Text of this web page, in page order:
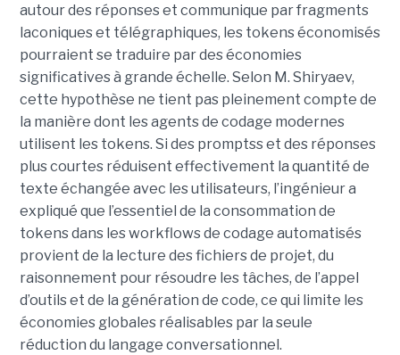
autour des réponses et communique par fragments
laconiques et télégraphiques, les tokens économisés
pourraient se traduire par des économies
significatives à grande échelle. Selon M. Shiryaev,
cette hypothèse ne tient pas pleinement compte de
la manière dont les agents de codage modernes
utilisent les tokens. Si des promptss et des réponses
plus courtes réduisent effectivement la quantité de
texte échangée avec les utilisateurs, l’ingénieur a
expliqué que l’essentiel de la consommation de
tokens dans les workflows de codage automatisés
provient de la lecture des fichiers de projet, du
raisonnement pour résoudre les tâches, de l’appel
d’outils et de la génération de code, ce qui limite les
économies globales réalisables par la seule
réduction du langage conversationnel.